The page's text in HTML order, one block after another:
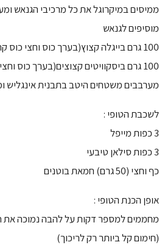
ממיסים במיקרוגל את כל מרכיבי הגנאש
מוסיפים לגנאש
100 גרם בייגלה קצוץ(בערך כוס וחצי כוס קרטון ח"פ )
100 גרם ביסקוויטים קצוצים(בערך כוס וחצי כוס קרטון ח"פ)
מערבבים משטחים היטב בתבנית אינגליש
לשכבת הטופי :
3 כפות מייפל
3 כפות סילאן טיבעי
כף וחצי (50 גרם) חמאת בוטנים
אופן הכנת הטופי :
מחממים למספר דקות על להבה נמוכה את
(חימום קל ביותר רק לריכוך)